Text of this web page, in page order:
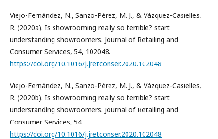
Viejo-Fernández, N., Sanzo-Pérez, M. J., & Vázquez-Casielles,
R. (2020a). Is showrooming really so terrible? start
understanding showroomers. Journal of Retailing and
Consumer Services, 54, 102048.
https://doi.org/10.1016/j.jretconser.2020.102048
Viejo-Fernández, N., Sanzo-Pérez, M. J., & Vázquez-Casielles,
R. (2020b). Is showrooming really so terrible? start
understanding showroomers. Journal of Retailing and
Consumer Services, 54.
https://doi.org/10.1016/j.jretconser.2020.102048